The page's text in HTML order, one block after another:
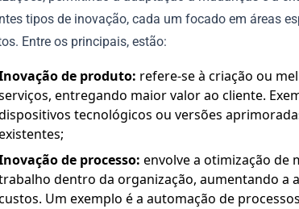
tipos de inovação, cada um focado em áreas
Entre os principais, estão:
de produto: refere-se à criação ou
entregando maior valor ao cliente.
tecnológicos ou versões
de processo: envolve a otimização de
dentro da organização, aumentando a
Um exemplo é a automação de